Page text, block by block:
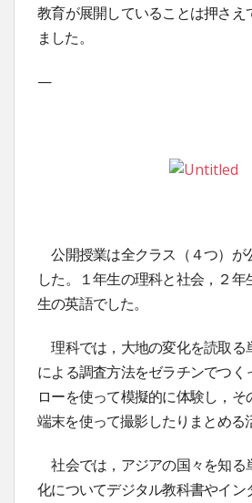
教育が展開していることは押さえ
ました。
—
公開授業は全クラス（４つ）が
した。１年生の理科と社会，２
生の英語でした。
理科では，大地の変化を読取る
による調査方法をゼラチンでつく
ローを使って模擬的に体験し，そ
端末を使って撮影したりまとめる
社会では，アジアの国々を知る
化についてデジタル教科書やイン